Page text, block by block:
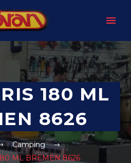
180 ML
8626
Camping
ML BREMEN 8626